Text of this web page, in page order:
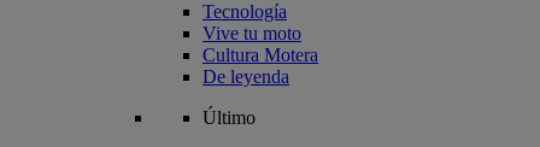
Tecnología
Vive tu moto
Cultura Motera
De leyenda
Último